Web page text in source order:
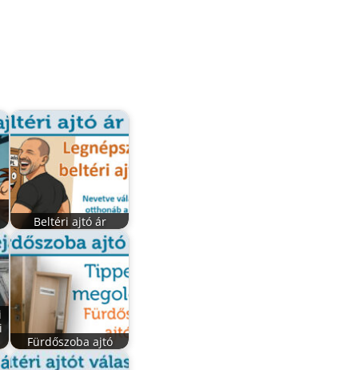
Beltéri ajtó ár
Fürdőszoba ajtó